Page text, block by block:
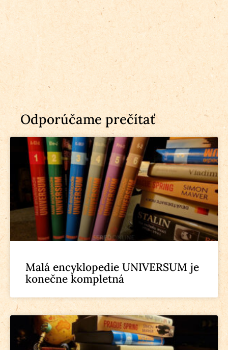
Odporúčame prečítať
Malá encyklopedie UNIVERSUM je
konečne kompletná